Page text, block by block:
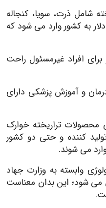
تن محصولات تراریخته شامل ذرت، سویا، کنجاله
به کشور وارد می شود که
افراد غیرمسئول راحت
و آموزش پزشکی دارای
محصولات تراریخته خوارک
کننده و حتی دو کشور
می شوند.
وابسته به وزارت جهاد
می شود؛ این بدان معناست